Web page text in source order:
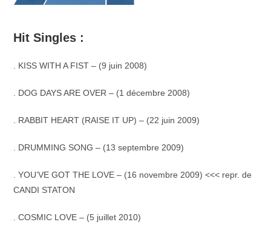
Hit Singles :
. KISS WITH A FIST – (9 juin 2008)
. DOG DAYS ARE OVER – (1 décembre 2008)
. RABBIT HEART (RAISE IT UP) – (22 juin 2009)
. DRUMMING SONG – (13 septembre 2009)
. YOU’VE GOT THE LOVE – (16 novembre 2009) <<< repr. de
CANDI STATON
. COSMIC LOVE – (5 juillet 2010)